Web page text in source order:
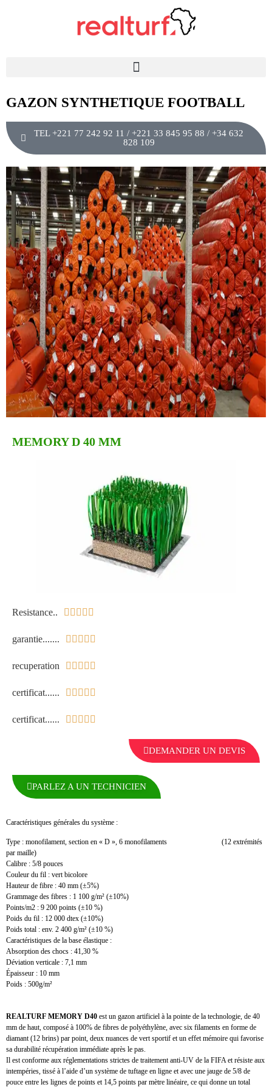
GAZON SYNTHETIQUE FOOTBALL
TEL +221 77 242 92 11 / +221 33 845 95 88 / +34 632
828 109
MEMORY D 40 MM
Resistance..     
garantie.......     
recuperation     
certificat......     
certificat......     
DEMANDER UN DEVIS
PARLEZ A UN TECHNICIEN
Caractéristiques générales du système :
Type : monofilament, section en « D », 6 monofilaments (12 extrémités
par maille)
Calibre : 5/8 pouces
Couleur du fil : vert bicolore
Hauteur de fibre : 40 mm (±5%)
Grammage des fibres : 1 100 g/m² (±10%)
Points/m2 : 9 200 points (±10 %)
Poids du fil : 12 000 dtex (±10%)
Poids total : env. 2 400 g/m² (±10 %)
Caractéristiques de la base élastique :
Absorption des chocs : 41,30 %
Déviation verticale : 7,1 mm
Épaisseur : 10 mm
Poids : 500g/m²
REALTURF MEMORY D40 est un gazon artificiel à la pointe de la technologie, de 40
mm de haut, composé à 100% de fibres de polyéthylène, avec six filaments en forme de
diamant (12 brins) par point, deux nuances de vert sportif et un effet mémoire qui favorise
sa durabilité récupération immédiate après le pas.
Il est conforme aux réglementations strictes de traitement anti-UV de la FIFA et résiste aux
intempéries, tissé à l’aide d’un système de tuftage en ligne et avec une jauge de 5/8 de
pouce entre les lignes de points et 14,5 points par mètre linéaire, ce qui donne un total